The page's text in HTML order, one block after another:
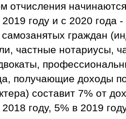
отчисления
году и с 2020 года
самозанятых граждан
частные нотариусы,
получающие доходы
составит 7% от
году, 5% в 2019